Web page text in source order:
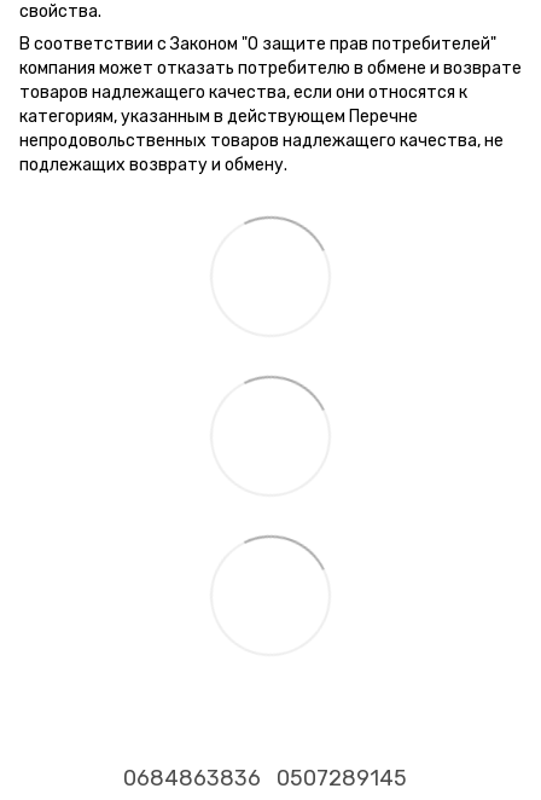
свойства.
В соответствии с Законом "О защите прав потребителей"
компания может отказать потребителю в обмене и возврате
товаров надлежащего качества, если они относятся к
категориям, указанным в действующем Перечне
непродовольственных товаров надлежащего качества, не
подлежащих возврату и обмену.
0684863836 0507289145